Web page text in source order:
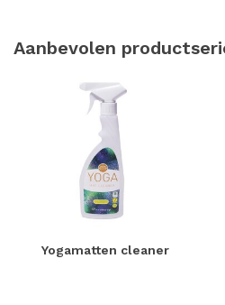
Aanbevolen
Yogamatten cleaner